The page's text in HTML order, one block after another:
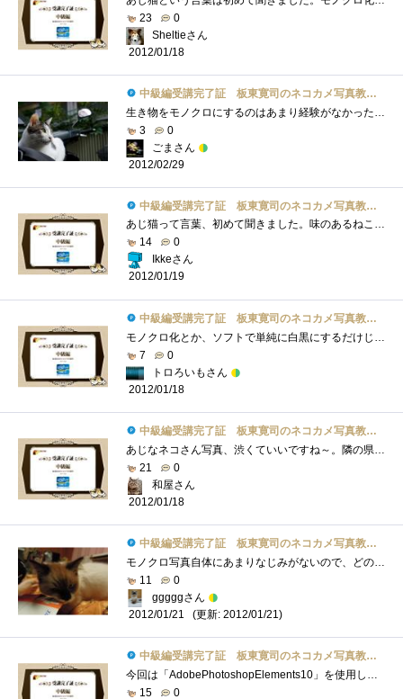
23
0
Sheltieさん
2012/01/18
中級編受講完了証 板東寛司のネコカメ写真教室パート2
生き物をモノクロにするのはあまり経験がなかったけど、やってみると雰囲気が変わって面白いと思いましたでも、そのさじ加減が難し～ レタ�...
3
0
ごまさん
2012/02/29
中級編受講完了証 板東寛司のネコカメ写真教室パート2
あじ猫って言葉、初めて聞きました。味のあるねこ？モノクロの写真もいい味出しています。昨日見たトップもモノクロでした。関係ないけど。Ph...
14
0
Ikkeさん
2012/01/19
中級編受講完了証 板東寛司のネコカメ写真教室パート2
モノクロ化とか、ソフトで単純に白黒にするだけじゃなくて色々調整してこそなんですね。その点は初めて知ったかも。これまでモノクロ写真は�...
7
0
トロろいもさん
2012/01/18
中級編受講完了証 板東寛司のネコカメ写真教室パート2
あじなネコさん写真、渋くていいですね～。隣の県にネコ寺があるらしく、撮りに行きたい・・・。モノクロにしてみるとまた違った雰囲気にな�...
21
0
和屋さん
2012/01/18
中級編受講完了証 板東寛司のネコカメ写真教室パート2
モノクロ写真自体にあまりなじみがないので、どのような特徴があるのかなど今一歩わかりませんでしたが、モノクロ写真にすることによって背�...
11
0
gggggさん
2012/01/21
(更新: 2012/01/21)
中級編受講完了証 板東寛司のネコカメ写真教室パート2
今回は「AdobePhotoshopElements10」を使用してのスライドショー作成が紹介されてます。一見簡単そうですが、モノトーン調の写真もただ色を失くせば�...
15
0